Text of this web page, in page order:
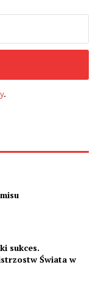
.
sukces.
Świata w